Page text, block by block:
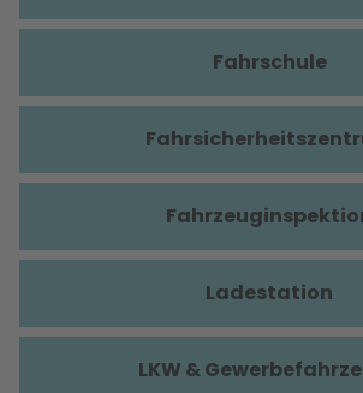
Fahrschule
Ladestation
LKW &